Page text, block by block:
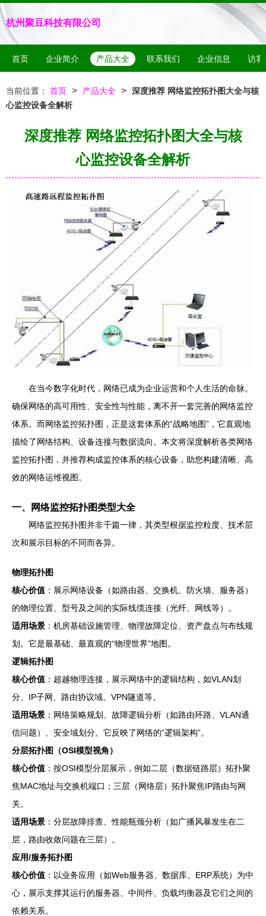
杭州聚豆科技有限公司
首页 企业简介 产品大全 联系我们 企业信息 访客
当前位置： 首页 > 产品大全 > 深度推荐 网络监控拓扑图大全与核
心监控设备全解析
深度推荐 网络监控拓扑图大全与核
心监控设备全解析
在当今数字化时代，网络已成为企业运营和个人生活的命脉。
确保网络的高可用性、安全性与性能，离不开一套完善的网络监控
体系。而网络监控拓扑图，正是这套体系的“战略地图”，它直观地
描绘了网络结构、设备连接与数据流向。本文将深度解析各类网络
监控拓扑图，并推荐构成监控体系的核心设备，助您构建清晰、高
效的网络运维视图。
一、网络监控拓扑图类型大全
网络监控拓扑图并非千篇一律，其类型根据监控粒度、技术层
次和展示目标的不同而各异。
物理拓扑图
核心价值 ：展示网络设备（如路由器、交换机、防火墙、服务器）
的物理位置、型号及之间的实际线缆连接（光纤、网线等）。
适用场景 ：机房基础设施管理、物理故障定位、资产盘点与布线规
划。它是最基础、最直观的“物理世界”地图。
逻辑拓扑图
核心价值 ：超越物理连接，展示网络中的逻辑结构，如VLAN划
分、IP子网、路由协议域、VPN隧道等。
适用场景 ：网络策略规划、故障逻辑分析（如路由环路、VLAN通
信问题）、安全域划分。它反映了网络的“逻辑架构”。
分层拓扑图（OSI模型视角）
核心价值 ：按OSI模型分层展示，例如二层（数据链路层）拓扑聚
焦MAC地址与交换机端口；三层（网络层）拓扑聚焦IP路由与网
关。
适用场景 ：分层故障排查、性能瓶颈分析（如广播风暴发生在二
层，路由收敛问题在三层）。
应用/服务拓扑图
核心价值 ：以业务应用（如Web服务器、数据库、ERP系统）为中
心，展示支撑其运行的服务器、中间件、负载均衡器及它们之间的
依赖关系。